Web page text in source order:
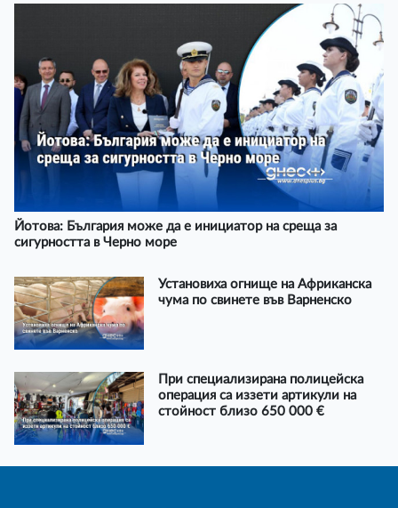
Йотова: България може да е инициатор на среща за
сигурността в Черно море
Установиха огнище на Африканска
чума по свинете във Варненско
При специализирана полицейска
операция са иззети артикули на
стойност близо 650 000 €